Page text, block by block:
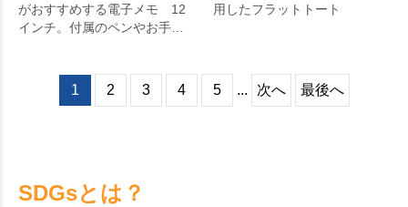
がおすすめする電子メモ 12
インチ。付属のペンやお手持
出さないエコな電子メモで
用したフラットトート
1 2 3 4 5 ... 次へ 最後へ
SDGsとは？